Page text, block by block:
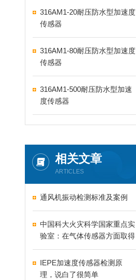
316AM1-20耐压防水型加速度
传感器
316AM1-80耐压防水型加速度
传感器
316AM1-500耐压防水型加速
度传感器
相关文章
ARTICLES
通风机振动检测标准及案例
中国科大火灾科学国家重点实
验室：在气体传感器方面取得
进展 实现一氧化碳等准确识
别
IEPE加速度传感器检测原
理，说白了很简单